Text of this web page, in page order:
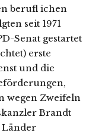
berufl ichen
seit 1971
Senat gestartet
erste
und die
wegen Zweifeln
Brandt
Länder